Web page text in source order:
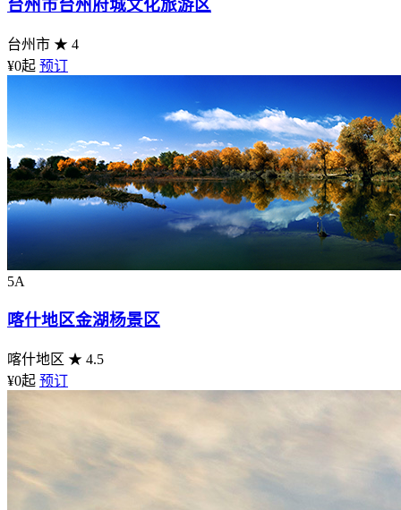
台州市台州府城文化旅游区
台州市 ★ 4
¥0起 预订
5A
喀什地区金湖杨景区
喀什地区 ★ 4.5
¥0起 预订